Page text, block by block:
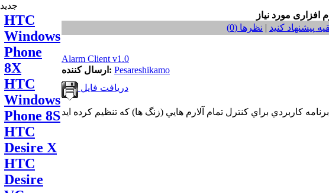
جديد
HTC
Windows
Phone
8X
HTC
Windows
Phone 8S
HTC
Desire X
HTC
Desire
پیشنهاد کنید | نظر‌ها (0)
Alarm Client v1.0
ارسال کننده: Pesareshikamo
دریافت فایل